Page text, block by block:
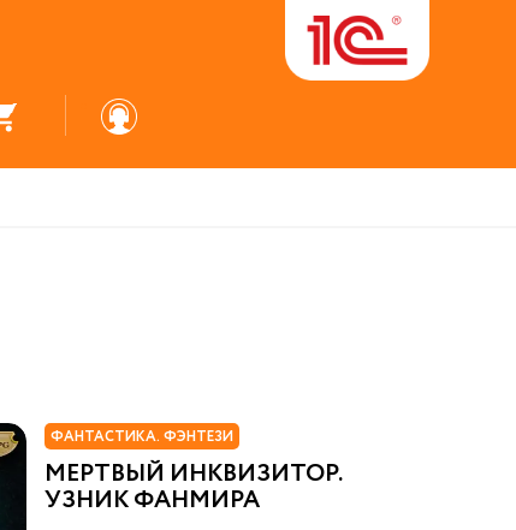
ФАНТАСТИКА. ФЭНТЕЗИ
МЕРТВЫЙ ИНКВИЗИТОР.
УЗНИК ФАНМИРА